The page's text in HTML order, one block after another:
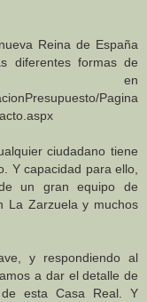
Reina de España
diferentes formas de
en
Pagina
ciudadano tiene
Y capacidad para ello,
un gran equipo de
La Zarzuela y muchos
y respondiendo al
a dar el detalle de
esta Casa Real. Y